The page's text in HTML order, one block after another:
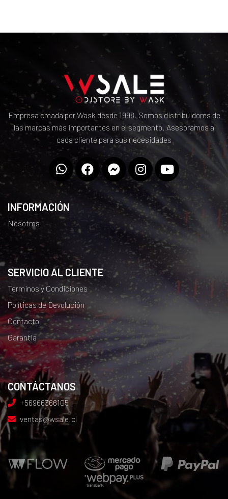
Empresa creada por Wask desde 1998. Somos distribuidores de
las marcas más importantes en el segmento. Asesoramos a
cada cliente para sus necesidades
INFORMACIÓN
Nosotros
SERVICIO AL CLIENTE
Terminos y Condiciones
Políticas de Devolución
Contacto
Garantia
CONTÁCTANOS
+56966366105
ventas@wsale.cl